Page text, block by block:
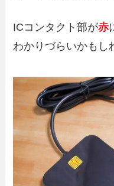
ICコンタクト部が赤
わかりづらいかもし